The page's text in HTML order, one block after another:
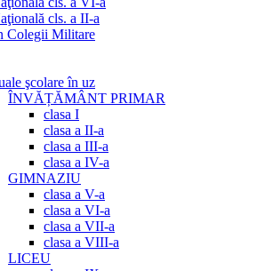
cls. a II-a
Colegii Militare
şcolare în uz
ÎNVĂȚĂMÂNT PRIMAR
clasa I
clasa a II-a
clasa a III-a
clasa a IV-a
GIMNAZIU
clasa a V-a
clasa a VI-a
clasa a VII-a
clasa a VIII-a
LICEU